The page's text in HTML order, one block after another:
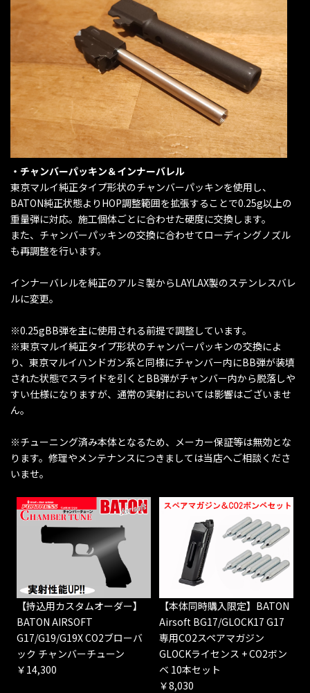
・チャンバーパッキン＆インナーバレル
東京マルイ純正タイプ形状のチャンバーパッキンを使用し、
BATON純正状態よりHOP調整範囲を拡張することで0.25g以上の
重量弾に対応。施工個体ごとに合わせた硬度に交換します。
また、チャンバーパッキンの交換に合わせてローディングノズル
も再調整を行います。
インナーバレルを純正のアルミ製からLAYLAX製のステンレスバレ
ルに変更。
※0.25gBB弾を主に使用される前提で調整しています。
※東京マルイ純正タイプ形状のチャンバーパッキンの交換によ
り、東京マルイハンドガン系と同様にチャンバー内にBB弾が装填
された状態でスライドを引くとBB弾がチャンバー内から脱落しや
すい仕様になりますが、通常の実射においては影響はございませ
ん。
※チューニング済み本体となるため、メーカー保証等は無効とな
ります。修理やメンテナンスにつきましては当店へご相談くださ
いませ。
【持込用カスタムオーダー】
BATON AIRSOFT
G17/G19/G19X CO2ブローバ
ック チャンバーチューン
￥14,300
【本体同時購入限定】BATON
Airsoft BG17/GLOCK17 G17
専用CO2スペアマガジン
GLOCKライセンス + CO2ボン
ベ 10本セット
￥8,030